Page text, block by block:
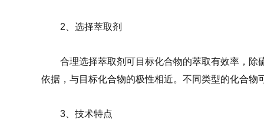
2、选择萃取剂
合理选择萃取剂可目标化合物的萃取有效率，
依据，与目标化合物的极性相近。不同类型的化合
3、技术特点